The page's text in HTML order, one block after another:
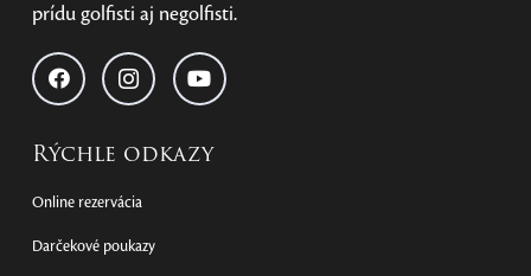
prídu golfisti aj negolfisti.
Rýchle odkazy
Online rezervácia
Darčekové poukazy